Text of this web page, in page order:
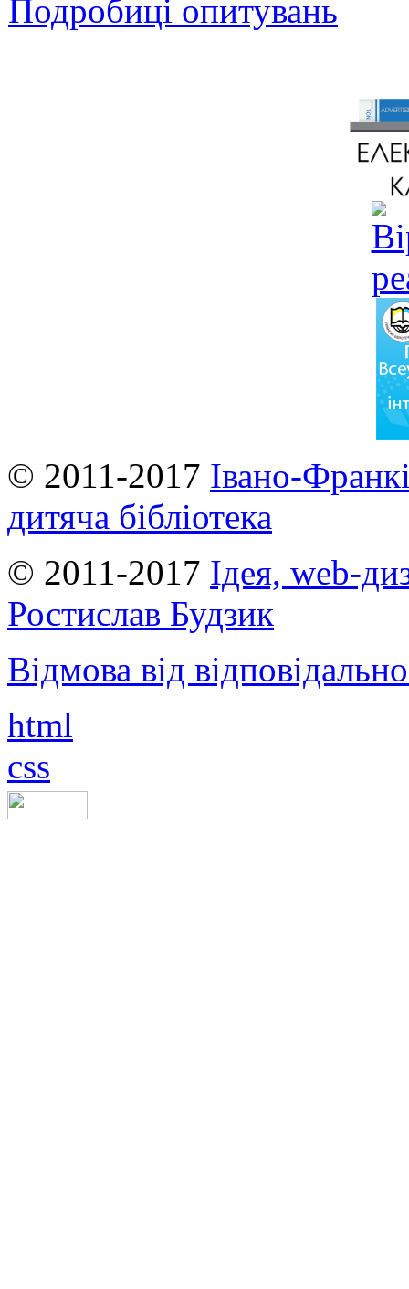
Подробиці опитувань
© 2011-2017 Івано-
дитяча бібліотека
© 2011-2017 Ідея, web-
Ростислав Будзик
Відмова від
html
css